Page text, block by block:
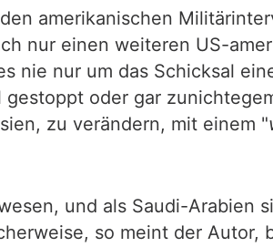
amerikanischen
nur einen weiteren US-
nie nur um das Schicksal
oder gar
zu verändern, mit einem "
und als Saudi-Arabien
so meint der Autor,